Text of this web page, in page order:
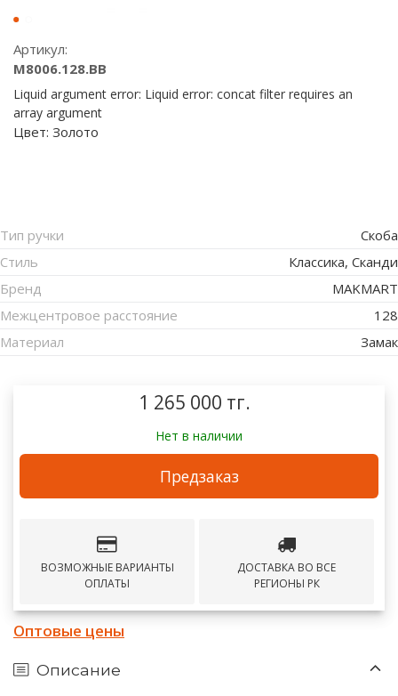
Артикул:
M8006.128.BB
Liquid argument error: Liquid error: concat filter requires an
array argument
Цвет: Золото
Тип ручки
Скоба
Стиль
Классика, Сканди
Бренд
MAKMART
Межцентровое расстояние
128
Материал
Замак
1 265 000 тг.
Нет в наличии
Предзаказ
ВОЗМОЖНЫЕ ВАРИАНТЫ
ОПЛАТЫ
ДОСТАВКА ВО ВСЕ
РЕГИОНЫ РК
Оптовые цены
Описание